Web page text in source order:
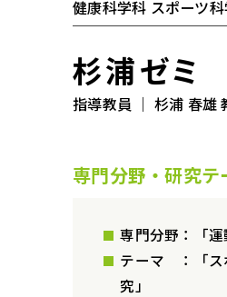
健康科学科 スポーツ
杉浦ゼミ
指導教員 ｜ 杉浦 春雄
専門分野・研究テ
専門分野：「運
テーマ ：「ス
究」